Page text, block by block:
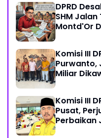
DPRD
SHM Jalan
Montd'Or
Komisi III
Purwanto,
Miliar
Komisi III
Pusat,
Perbaikan